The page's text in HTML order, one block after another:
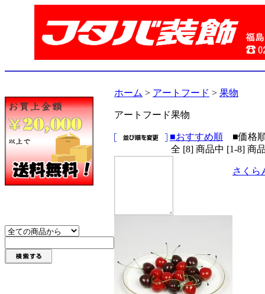
ホーム > アートフード > 果物
アートフード果物
■おすすめ順
■価格
全 [8] 商品中 [1-8] 商
さくら